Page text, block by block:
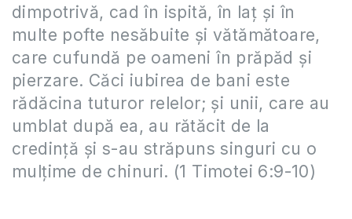
dimpotrivă, cad în ispită, în laţ şi în
multe pofte nesăbuite şi vătămătoare,
care cufundă pe oameni în prăpăd şi
pierzare. Căci iubirea de bani este
rădăcina tuturor relelor; şi unii, care au
umblat după ea, au rătăcit de la
credinţă şi s-au străpuns singuri cu o
mulţime de chinuri. (1 Timotei 6:9-10)